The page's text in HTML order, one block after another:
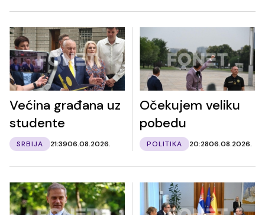
Većina građana uz
studente
SRBIJA 21:3906.08.2026.
Očekujem veliku
pobedu
POLITIKA 20:2806.08.2026.